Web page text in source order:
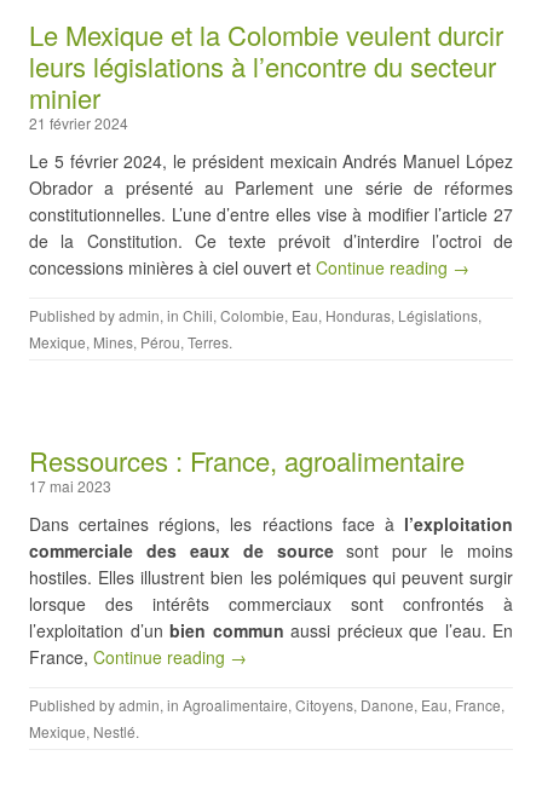
Le Mexique et la Colombie veulent durcir
leurs législations à l’encontre du secteur
minier
21 février 2024
Le 5 février 2024, le président mexicain Andrés Manuel López
Obrador a présenté au Parlement une série de réformes
constitutionnelles. L’une d’entre elles vise à modifier l’article 27
de la Constitution. Ce texte prévoit d’interdire l’octroi de
concessions minières à ciel ouvert et Continue reading →
Published byadmin, in Chili, Colombie, Eau, Honduras, Législations,
Mexique, Mines, Pérou, Terres.
Ressources : France, agroalimentaire
17 mai 2023
Dans certaines régions, les réactions face à l’exploitation
commerciale des eaux de sourcesont pour le moins
hostiles. Elles illustrent bien les polémiques qui peuvent surgir
lorsque des intérêts commerciaux sont confrontés à
l’exploitation d’un bien commun aussi précieux que l’eau. En
France, Continue reading →
Published byadmin, in Agroalimentaire, Citoyens, Danone, Eau, France,
Mexique, Nestlé.